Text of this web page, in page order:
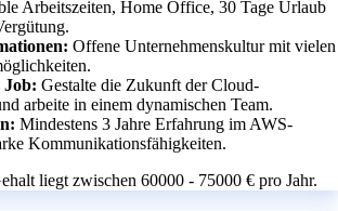
Arbeitszeiten, Home Office, 30 Tage Urlaub
Offene Unternehmenskultur mit vielen
Job: Gestalte die Zukunft der Cloud-
arbeite in einem dynamischen Team.
Mindestens 3 Jahre Erfahrung im AWS-
Kommunikationsfähigkeiten.
liegt zwischen 60000 - 75000 € pro Jahr.